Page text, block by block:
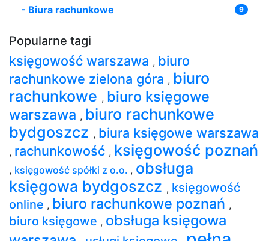
- Biura rachunkowe 9
Popularne tagi
księgowość warszawa , biuro
rachunkowe zielona góra , biuro
rachunkowe , biuro księgowe
warszawa , biuro rachunkowe
bydgoszcz , biura księgowe warszawa
, rachunkowość , księgowość poznań
, księgowość spółki z o.o. , obsługa
księgowa bydgoszcz , księgowość
online , biuro rachunkowe poznań ,
biuro księgowe , obsługa księgowa